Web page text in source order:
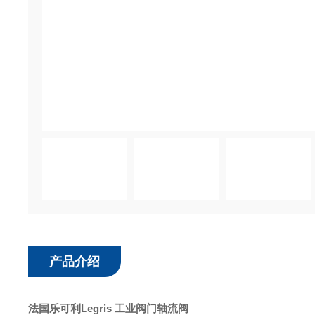
产品介绍
法国乐可利Legris 工业阀门轴流阀